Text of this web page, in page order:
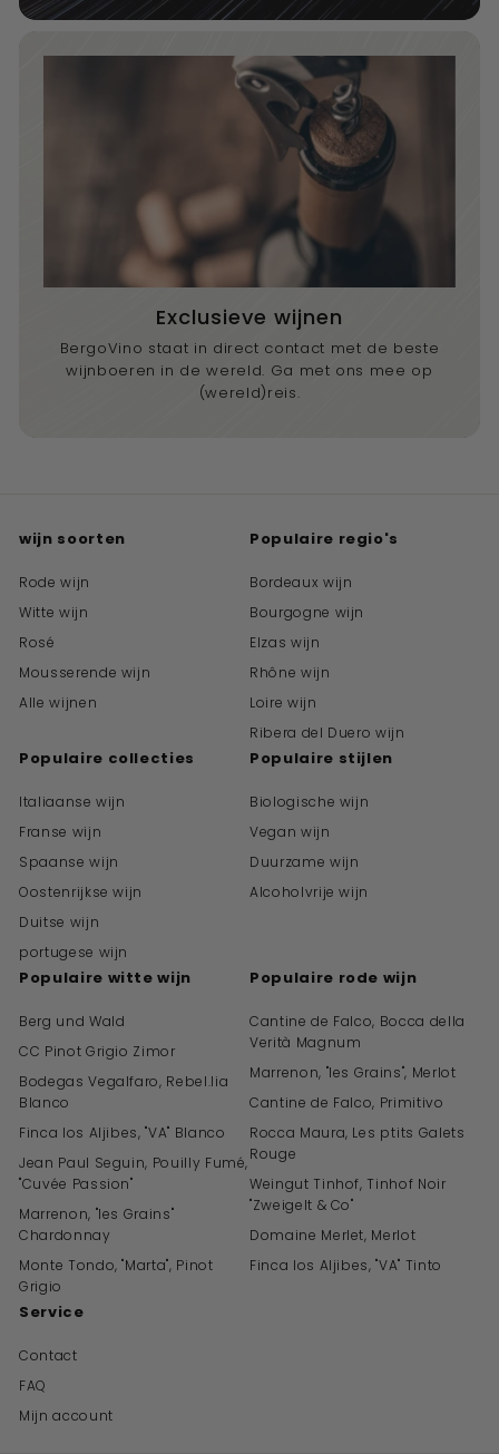
Exclusieve wijnen
BergoVino staat in direct contact met de beste
wijnboeren in de wereld. Ga met ons mee op
(wereld)reis.
wijn soorten
Rode wijn
Witte wijn
Rosé
Mousserende wijn
Alle wijnen
Populaire regio's
Bordeaux wijn
Bourgogne wijn
Elzas wijn
Rhône wijn
Loire wijn
Ribera del Duero wijn
Populaire collecties
Italiaanse wijn
Franse wijn
Spaanse wijn
Oostenrijkse wijn
Duitse wijn
portugese wijn
Populaire stijlen
Biologische wijn
Vegan wijn
Duurzame wijn
Alcoholvrije wijn
Populaire witte wijn
Berg und Wald
CC Pinot Grigio Zimor
Bodegas Vegalfaro, Rebel.lia
Blanco
Finca los Aljibes, "VA" Blanco
Jean Paul Seguin, Pouilly Fumé,
"Cuvée Passion"
Marrenon, "les Grains"
Chardonnay
Monte Tondo, "Marta", Pinot
Grigio
Populaire rode wijn
Cantine de Falco, Bocca della
Verità Magnum
Marrenon, "les Grains", Merlot
Cantine de Falco, Primitivo
Rocca Maura, Les ptits Galets
Rouge
Weingut Tinhof, Tinhof Noir
"Zweigelt & Co"
Domaine Merlet, Merlot
Finca los Aljibes, "VA" Tinto
Service
Contact
FAQ
Mijn account